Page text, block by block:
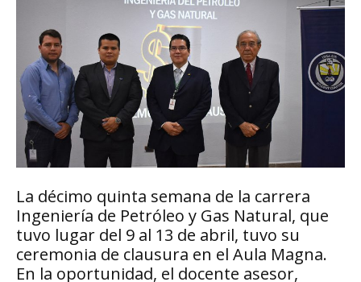
La décimo quinta semana de la carrera
Ingeniería de Petróleo y Gas Natural, que
tuvo lugar del 9 al 13 de abril, tuvo su
ceremonia de clausura en el Aula Magna.
En la oportunidad, el docente asesor,